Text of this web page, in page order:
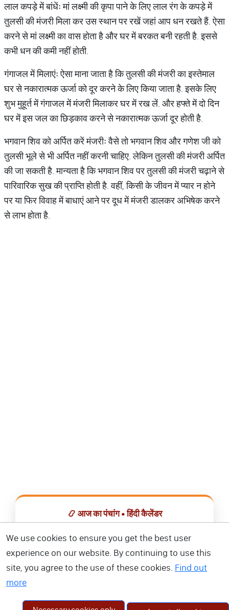
लाल कपड़े में बांधेंः मां लक्ष्मी की कृपा पाने के लिए लाल रंग के कपड़े में
तुलसी की मंजरी मिला कर उस स्थान पर रखें जहां आप धन रखते हैं. ऐसा
करने से मां लक्ष्मी का वास होता है और घर में बरकत बनी रहती है. इससे
कभी धन की कमी नहीं होती.
गंगाजल में मिलाएंः ऐसा माना जाता है कि तुलसी की मंजरी का इस्तेमाल
घर से नकारात्मक ऊर्जा को दूर करने के लिए किया जाता है. इसके लिए
शुभ मुहूर्त में गंगाजल में मंजरी मिलाकर घर में रख लें. और हफ्ते में दो दिन
घर में इस जल का छिड़काव करने से नकारात्मक ऊर्जा दूर होती है.
भगवान शिव को अर्पित करें मंजरीः वैसे तो भगवान शिव और गणेश जी को
तुलसी भूले से भी अर्पित नहीं करनी चाहिए. लेकिन तुलसी की मंजरी अर्पित
की जा सकती है. मान्यता है कि भगवान शिव पर तुलसी की मंजरी चढ़ाने से
पारिवारिक सुख की प्राप्ति होती है. वहीं, किसी के जीवन में प्यार न होने
पर या फिर विवाह में बाधाएं आने पर दूध में मंजरी डालकर अभिषेक करने
से लाभ होता है.
📿 आज का पंचांग • हिंदी कैलेंडर
📅 हिंदी कैलेंडर ऐप डाउनलोड करें
We use cookies to ensure you get the best user
experience on our website. By continuing to use this
site, you agree to the use of these cookies. Find out
more